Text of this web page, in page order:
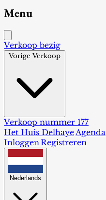
Menu
Verkoop bezig
Vorige Verkoop
Verkoop nummer 177
Het Huis DelhayeAgenda
InloggenRegistreren
Nederlands